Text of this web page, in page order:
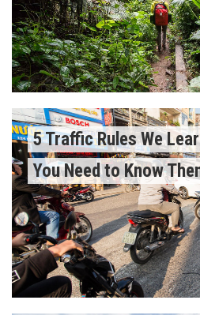
5 Traffic Rules We
You Need to Know